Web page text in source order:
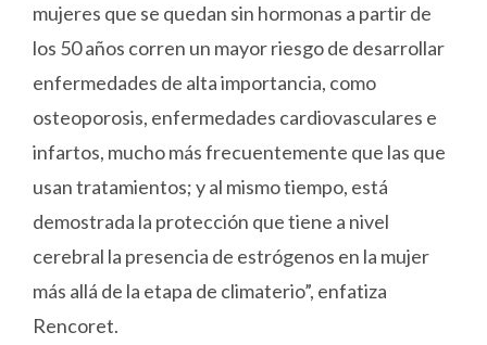
mujeres que se quedan sin hormonas a partir de
los 50 años corren un mayor riesgo de desarrollar
enfermedades de alta importancia, como
osteoporosis, enfermedades cardiovasculares e
infartos, mucho más frecuentemente que las que
usan tratamientos; y al mismo tiempo, está
demostrada la protección que tiene a nivel
cerebral la presencia de estrógenos en la mujer
más allá de la etapa de climaterio”, enfatiza
Rencoret.